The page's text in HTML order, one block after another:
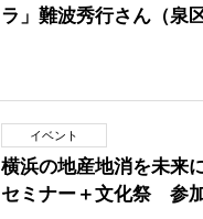
ラ」難波秀行さん（泉
イベント
横浜の地産地消を未来
セミナー＋文化祭 参